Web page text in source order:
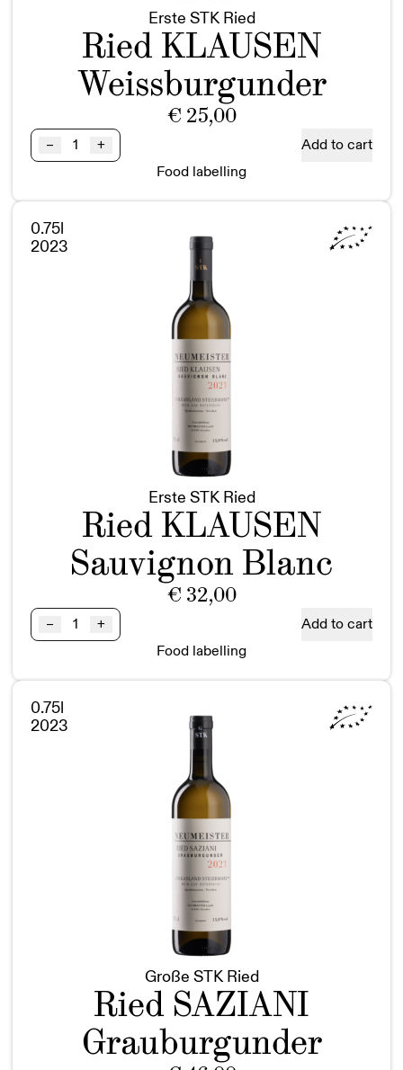
Erste STK Ried
Ried KLAUSEN
Weissburgunder
€ 25,00
–
Ried
KLAUSEN
Weissburgunder
1STK
quantity
+
Add to cart
Food labelling
0.75l
2023
Erste STK Ried
Ried KLAUSEN
Sauvignon Blanc
€ 32,00
–
Ried
KLAUSEN
Blanc
BIO
quantity
+
Add to cart
Food labelling
0.75l
2023
Große STK Ried
Ried SAZIANI
Grauburgunder